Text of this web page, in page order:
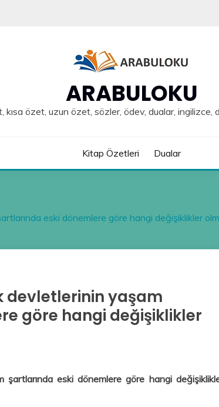
ARABULOKU
özet, uzun özet, sözler, ödev, dualar, ingilizce,
Kitap Özetleri Dualar
eski dönemlere göre hangi değişiklikler
devletlerinin yaşam
göre hangi değişiklikler
eski dönemlere göre hangi